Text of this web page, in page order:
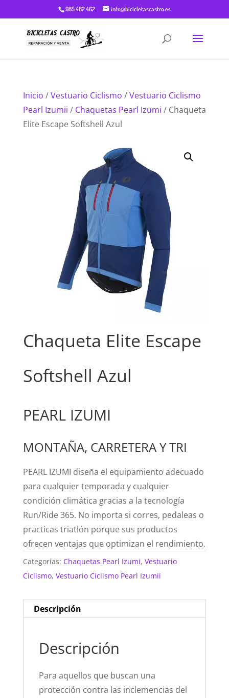
985 482 462 info@bicicletascastro.es
Inicio /Vestuario Ciclismo /Vestuario Ciclismo
Pearl Izumii / Chaquetas Pearl Izumi / Chaqueta
Elite Escape Softshell Azul
Chaqueta Elite Escape
Softshell Azul
PEARL IZUMI
MONTAÑA, CARRETERA Y TRI
PEARL IZUMI diseña el equipamiento adecuado
para cualquier temporada y cualquier
condición climática gracias a la tecnología
Run/Ride 365. No importa si corres, pedaleas o
practicas triatlón porque sus productos
ofrecen ventajas que optimizan el rendimiento.
Categorías: Chaquetas Pearl Izumi, Vestuario
Ciclismo, Vestuario Ciclismo Pearl Izumii
Descripción
Descripción
Para aquellos que buscan una
protección contra las inclemencias del